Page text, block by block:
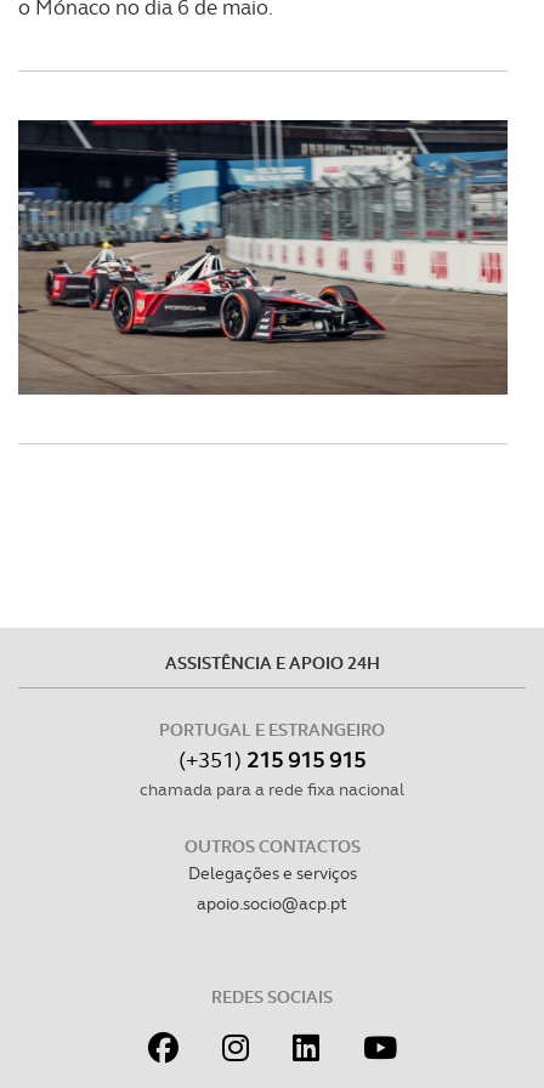
dados pessoais serão realizadas apenas com o seu
necessário no contexto dos serviços a prestar.
Realçamos que o bloqueio de certo tipo de Cookies e
tecnologias similares pode ter impacto na sua
experiência de navegação no Website e nos serviços
disponibilizados.
Consulte a política de cookies do site.
o Mónaco no dia 6 de maio.
ASSISTÊNCIA E APOIO 24H
PORTUGAL E ESTRANGEIRO
(+351) 215 915 915
chamada para a rede fixa nacional
OUTROS CONTACTOS
Delegações e serviços
apoio.socio@acp.pt
REDES SOCIAIS